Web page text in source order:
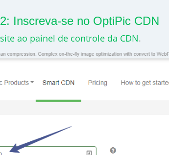
Inscreva-se no OptiPic CDN
ao painel de controle da CDN.